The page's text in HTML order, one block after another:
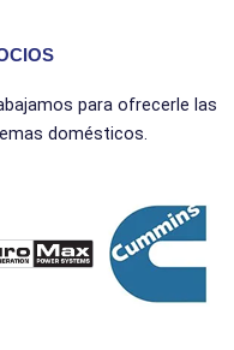
para ofrecerle las
domésticos.